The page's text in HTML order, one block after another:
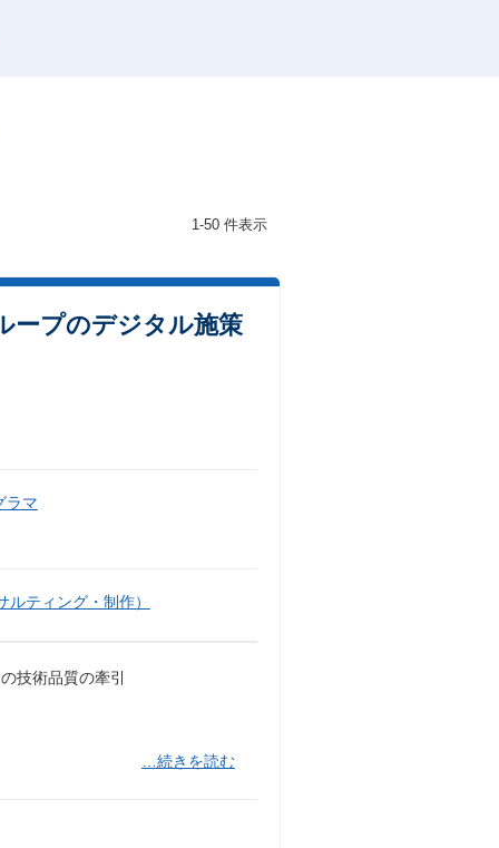
1-50 件表示
ープのデジタル施策
ラマ
ティング・制作）
技術品質の牽引
…続きを読む